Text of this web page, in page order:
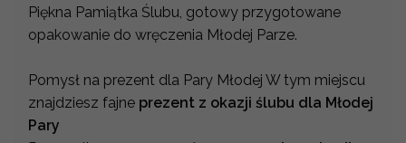
Piękna Pamiątka Ślubu, gotowy przygotowane
opakowanie do wręczenia Młodej Parze.
Pomysł na prezent dla Pary Młodej W tym miejscu
znajdziesz fajne prezent z okazji ślubu dla Młodej
Pary